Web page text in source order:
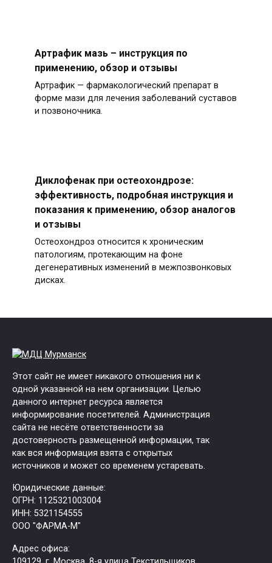
Артрафик мазь – инструкция по
применению, обзор и отзывы
Артрафик — фармакологический препарат в
форме мази для лечения заболеваний суставов
и позвоночника.
Диклофенак при остеохондрозе:
эффективность, подробная инструкция и
показания к применению, обзор аналогов
и отзывы
Остеохондроз относится к хроническим
патологиям, протекающим на фоне
дегенеративных изменений в межпозвонковых
дисках.
Этот сайт не имеет никакого отношения ни к
одной указанной на нем организации. Целью
данного интернет ресурса является
информирование посетителей. Администрация
сайта не несёте ответственности за
достоверность размещенной информации, так
как вся информация взята с открытых
источников и может со временем устаревать.
Юридические данные:
ОГРН: 1125321003004
ИНН: 5321154555
ООО "ФАРМА-М"
Адрес офиса: